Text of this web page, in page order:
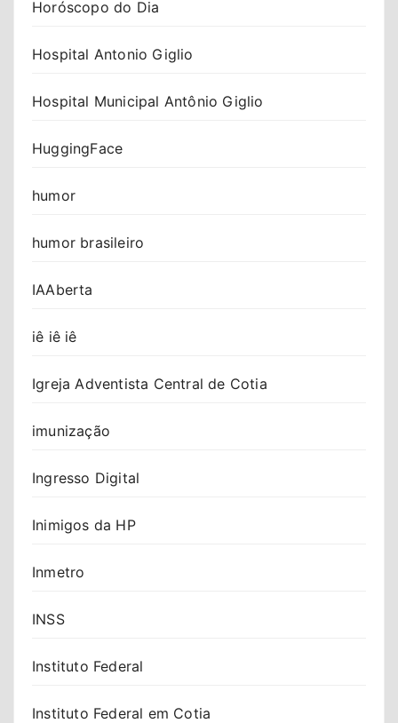
Horóscopo do Dia
Hospital Antonio Giglio
Hospital Municipal Antônio Giglio
HuggingFace
humor
humor brasileiro
IAAberta
iê iê iê
Igreja Adventista Central de Cotia
imunização
Ingresso Digital
Inimigos da HP
Inmetro
INSS
Instituto Federal
Instituto Federal em Cotia